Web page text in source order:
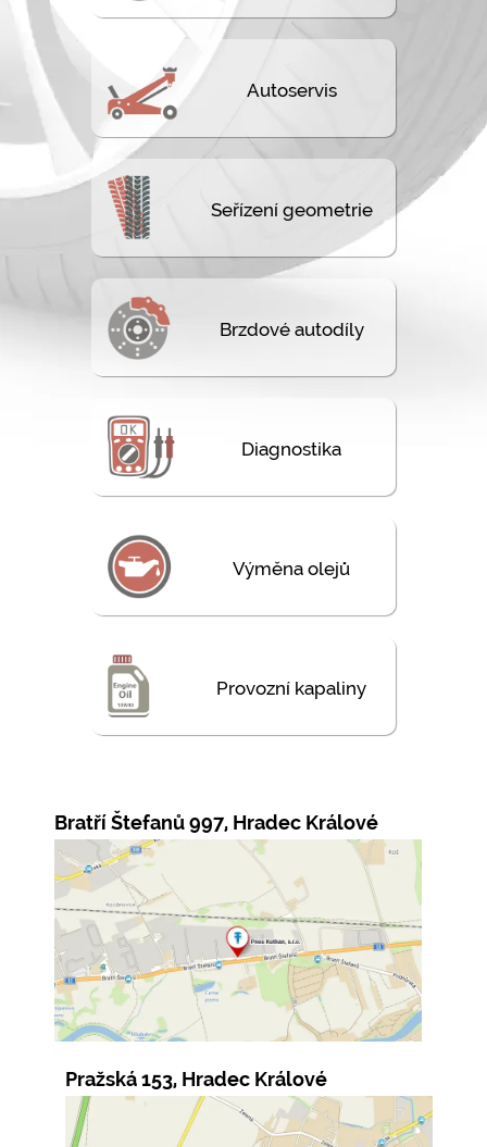
Autoservis
Seřízení geometrie
Brzdové autodíly
Diagnostika
Výměna olejů
Provozní kapaliny
Bratří Štefanů 997, Hradec Králové
Pražská 153, Hradec Králové